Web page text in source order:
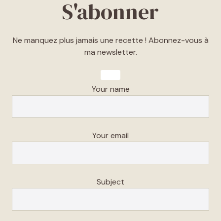
S'abonner
Ne manquez plus jamais une recette ! Abonnez-vous à
ma newsletter.
Your name
Your email
Subject